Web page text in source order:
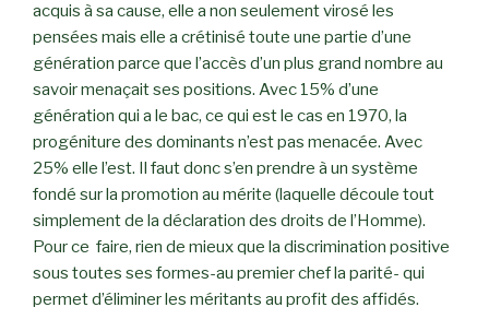
acquis à sa cause, elle a non seulement virosé les
pensées mais elle a crétinisé toute une partie d’une
génération parce que l’accès d’un plus grand nombre au
savoir menaçait ses positions. Avec 15% d’une
génération qui a le bac, ce qui est le cas en 1970, la
progéniture des dominants n’est pas menacée. Avec
25% elle l’est. Il faut donc s’en prendre à un système
fondé sur la promotion au mérite (laquelle découle tout
simplement de la déclaration des droits de l’Homme).
Pour ce faire, rien de mieux que la discrimination positive
sous toutes ses formes-au premier chef la parité- qui
permet d’éliminer les méritants au profit des affidés.